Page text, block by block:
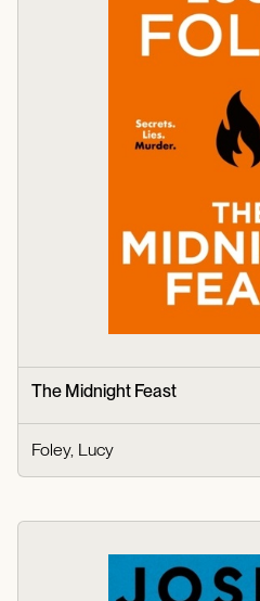
The Midnight Feast
Foley, Lucy